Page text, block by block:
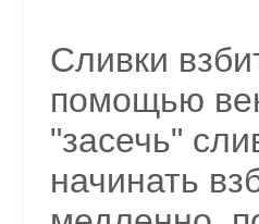
Сливки
помощью
"засечь"
начинать